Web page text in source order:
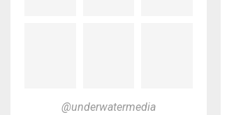
@underwatermedia